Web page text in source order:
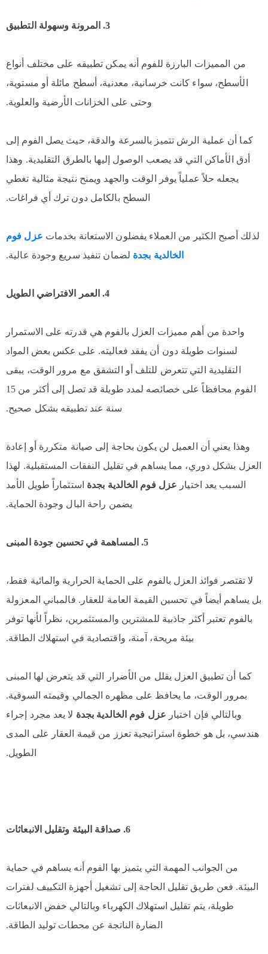
3. المرونة وسهولة التطبيق
من المميزات البارزة للفوم أنه يمكن تطبيقه على مختلف أنواع
الأسطح، سواء كانت خرسانية، معدنية، أسطح مائلة أو مستوية،
وحتى على الخزانات الأرضية والعلوية.
كما أن عملية الرش تتميز بالسرعة والدقة، حيث يصل الفوم إلى
أدق الأماكن التي قد يصعب الوصول إليها بالطرق التقليدية. وهذا
يجعله حلاً عملياً يوفر الوقت والجهد ويمنح نتيجة مثالية تغطي
السطح بالكامل دون ترك أي فراغات.
لذلك أصبح الكثير من العملاء يفضلون الاستعانة بخدمات عزل فوم
الخالدية بجدة لضمان تنفيذ سريع وجودة عالية.
4. العمر الافتراضي الطويل
واحدة من أهم مميزات العزل بالفوم هي قدرته على الاستمرار
لسنوات طويلة دون أن يفقد فعاليته. على عكس بعض المواد
التقليدية التي تتعرض للتلف أو التشقق مع مرور الوقت، يبقى
الفوم محافظاً على خصائصه لمدد طويلة قد تصل إلى أكثر من 15
سنة عند تطبيقه بشكل صحيح.
وهذا يعني أن العميل لن يكون بحاجة إلى صيانة متكررة أو إعادة
العزل بشكل دوري، مما يساهم في تقليل النفقات المستقبلية. لهذا
السبب يعد اختيار عزل فوم الخالدية بجدة استثماراً طويل الأمد
يضمن راحة البال وجودة الحماية.
5. المساهمة في تحسين جودة المبنى
لا تقتصر فوائد العزل بالفوم على الحماية الحرارية والمائية فقط،
بل يساهم أيضاً في تحسين القيمة العامة للعقار. فالمباني المعزولة
بالفوم تعتبر أكثر جاذبية للمشترين والمستثمرين، نظراً لأنها توفر
بيئة مريحة، آمنة، واقتصادية في استهلاك الطاقة.
كما أن تطبيق العزل يقلل من الأضرار التي قد يتعرض لها المبنى
بمرور الوقت، ما يحافظ على مظهره الجمالي وقيمته السوقية.
وبالتالي فإن اختيار عزل فوم الخالدية بجدة لا يعد مجرد إجراء
هندسي، بل هو خطوة استراتيجية تعزز من قيمة العقار على المدى
الطويل.
6. صداقة البيئة وتقليل الانبعاثات
من الجوانب المهمة التي يتميز بها الفوم أنه يساهم في حماية
البيئة. فعن طريق تقليل الحاجة إلى تشغيل أجهزة التكييف لفترات
طويلة، يتم تقليل استهلاك الكهرباء وبالتالي خفض الانبعاثات
الضارة الناتجة عن محطات توليد الطاقة.